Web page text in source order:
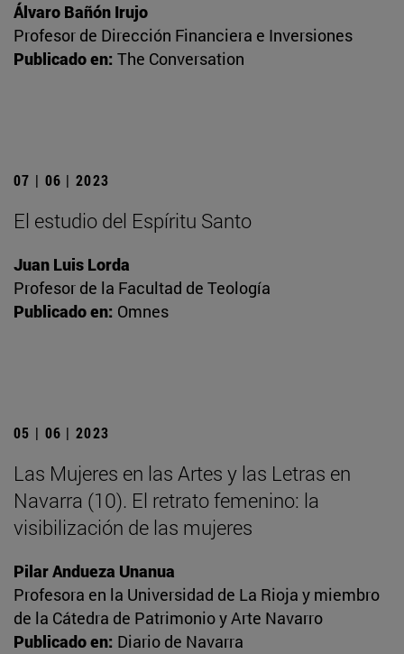
Álvaro Bañón Irujo
Profesor de Dirección Financiera e Inversiones
Publicado en: The Conversation
07 | 06 | 2023
El estudio del Espíritu Santo
Juan Luis Lorda
Profesor de la Facultad de Teología
Publicado en: Omnes
05 | 06 | 2023
Las Mujeres en las Artes y las Letras en
Navarra (10). El retrato femenino: la
visibilización de las mujeres
Pilar Andueza Unanua
Profesora en la Universidad de La Rioja y miembro
de la Cátedra de Patrimonio y Arte Navarro
Publicado en: Diario de Navarra